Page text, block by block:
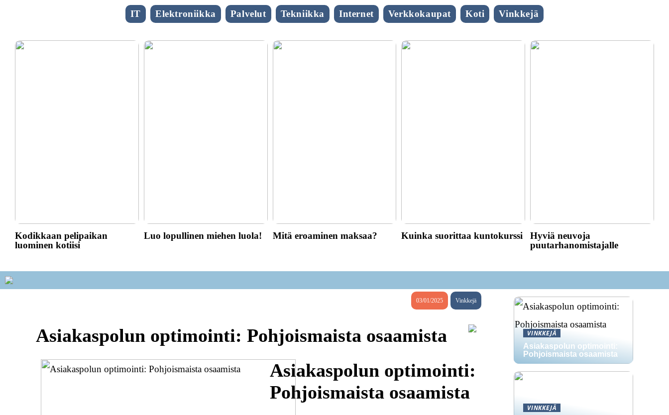
IT Elektroniikka Palvelut Tekniikka Internet Verkkokaupat Koti Vinkkejä
Kodikkaan pelipaikan
luominen kotiisi
Luo lopullinen miehen luola! Mitä eroaminen maksaa? Kuinka suorittaa kuntokurssi
Hyviä neuvoja
puutarhanomistajalle
03/01/2025 Vinkkejä
Asiakaspolun optimointi: Pohjoismaista osaamista
Asiakaspolun optimointi:
Pohjoismaista osaamista
VINKKEJÄ
Asiakaspolun optimointi:
Pohjoismaista osaamista
VINKKEJÄ